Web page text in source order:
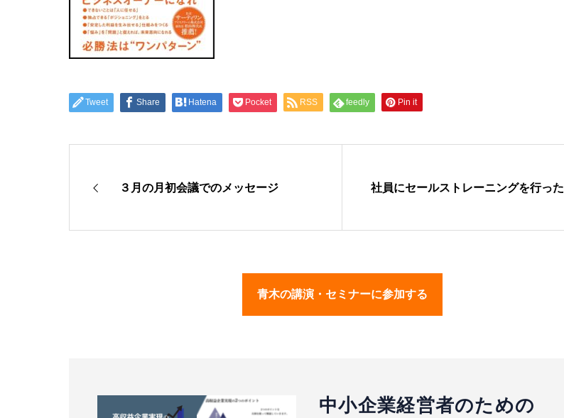
Tweet Share Hatena Pocket RSS feedly Pin it
３月の月初会議でのメッセージ 社員にセールストレーニングを行った
青木の講演・セミナーに参加する
中小企業経営者のための